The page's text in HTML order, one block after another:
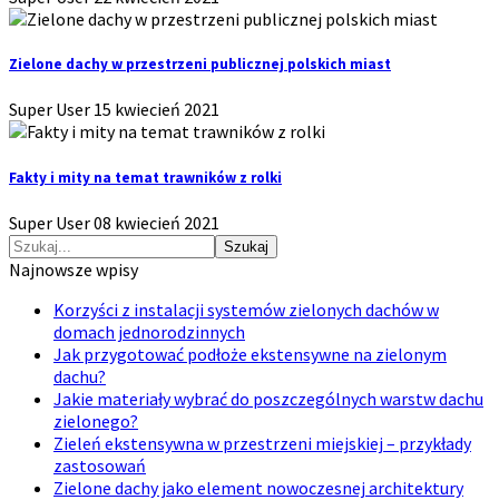
Zielone dachy w przestrzeni publicznej polskich miast
Super User 15 kwiecień 2021
Fakty i mity na temat trawników z rolki
Super User08 kwiecień 2021
Szukaj
Najnowsze wpisy
Korzyści z instalacji systemów zielonych dachów w
domach jednorodzinnych
Jak przygotować podłoże ekstensywne na zielonym
dachu?
Jakie materiały wybrać do poszczególnych warstw dachu
zielonego?
Zieleń ekstensywna w przestrzeni miejskiej – przykłady
zastosowań
Zielone dachy jako element nowoczesnej architektury